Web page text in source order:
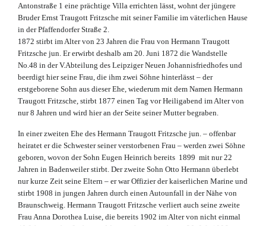
Antonstraße 1 eine prächtige Villa errichten lässt, wohnt der jüngere
Bruder Ernst Traugott Fritzsche mit seiner Familie im väterlichen Hause
in der Pfaffendorfer Straße 2.
1872 stirbt im Alter von 23 Jahren die Frau von Hermann Traugott
Fritzsche jun. Er erwirbt deshalb am 20. Juni 1872 die Wandstelle
No.48 in der V.Abteilung des Leipziger Neuen Johannisfriedhofes und
beerdigt hier seine Frau, die ihm zwei Söhne hinterlässt – der
erstgeborene Sohn aus dieser Ehe, wiederum mit dem Namen Hermann
Traugott Fritzsche, stirbt 1877 einen Tag vor Heiligabend im Alter von
nur 8 Jahren und wird hier an der Seite seiner Mutter begraben.
In einer zweiten Ehe des Hermann Traugott Fritzsche jun. – offenbar
heiratet er die Schwester seiner verstorbenen Frau – werden zwei Söhne
geboren, wovon der Sohn Eugen Heinrich bereits 1899 mit nur 22
Jahren in Badenweiler stirbt. Der zweite Sohn Otto Hermann überlebt
nur kurze Zeit seine Eltern – er war Offizier der kaiserlichen Marine und
stirbt 1908 in jungen Jahren durch einen Autounfall in der Nähe von
Braunschweig. Hermann Traugott Fritzsche verliert auch seine zweite
Frau Anna Dorothea Luise, die bereits 1902 im Alter von nicht einmal